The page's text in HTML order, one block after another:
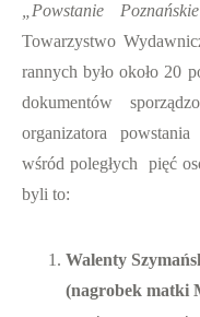
„Powstanie
Towarzystwo
rannych było około 20
dokumentów
organizatora
wśród poległych pięć
byli to:
Walenty
(nagrobek matki